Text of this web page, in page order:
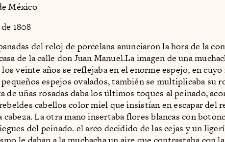
México
1808
del reloj de porcelana anunciaron la hora de la
de la calle don Juan Manuel.La imagen de una
los veinte años se reflejaba en el enorme espejo, en
espejos ovalados, también se multiplicaba su
de uñas rosadas daba los últimos toques al peinado,
cabellos color miel que insistían en escapar del
cabeza. La otra mano insertaba flores blancas con
del peinado. el arco decidido de las cejas y un